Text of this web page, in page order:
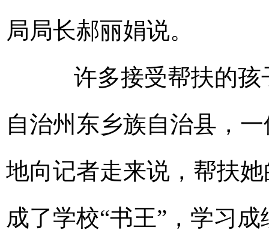
局局长郝丽娟说。
许多接受帮扶的孩
自治州东乡族自治县，
地向记者走来说，帮扶
成了学校“书王”，学习